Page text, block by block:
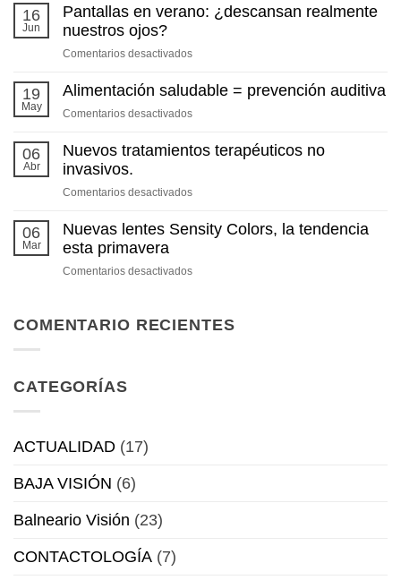
DE
16
Jun
Pantallas en verano: ¿descansan realmente
nuestros ojos?
Comentarios desactivadosen
en
nuestros
19
May
Alimentación saludable = prevención auditiva
Comentarios desactivadosen
saludable
auditiva
06
Abr
Nuevos tratamientos terapéuticos no
invasivos.
Comentarios desactivadosen
tratamientos
invasivos.
06
Mar
Nuevas lentes Sensity Colors, la tendencia
esta primavera
Comentarios desactivadosen
Sensity
COMENTARIO RECIENTES
CATEGORÍAS
ACTUALIDAD (17)
BAJA VISIÓN (6)
Balneario Visión (23)
CONTACTOLOGÍA (7)